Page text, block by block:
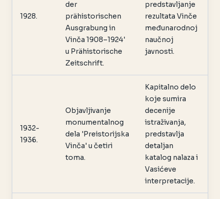
1928.
der
prähistorischen
Ausgrabung in
Vinča 1908–1924'
u Prähistorische
Zeitschrift.
predstavljanje
rezultata Vinče
međunarodnoj
naučnoj
javnosti.
1932-
1936.
Objavljivanje
monumentalnog
dela 'Preistorijska
Vinča' u četiri
toma.
Kapitalno delo
koje sumira
decenije
istraživanja,
predstavlja
detaljan
katalog nalaza i
Vasićeve
interpretacije.